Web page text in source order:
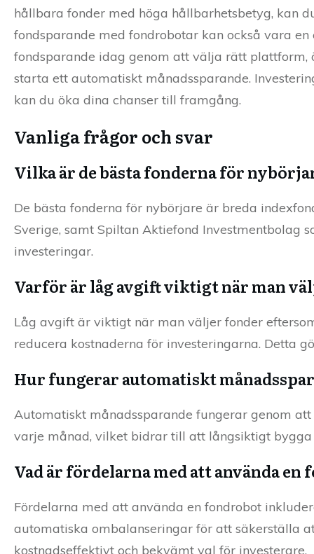
hållbara fonder med höga hållbarhetsbetyg, kan
fondsparande med fondrobotar kan också vara
fondsparande idag genom att välja rätt plattform,
starta ett automatiskt månadssparande.
kan du öka dina chanser till framgång.
Vanliga frågor och svar
Vilka är de bästa fonderna för
De bästa fonderna för nybörjare är breda
Sverige, samt Spiltan Aktiefond Investmentbolag
investeringar.
Varför är låg avgift viktigt när man
Låg avgift är viktigt när man väljer fonder
reducera kostnaderna för investeringarna. Detta
Hur fungerar automatiskt
Automatiskt månadssparande fungerar genom
varje månad, vilket bidrar till att långsiktigt
Vad är fördelarna med att använda en
Fördelarna med att använda en fondrobot
automatiska ombalanseringar för att säkerställa
kostnadseffektivt och bekvämt val för investerare.